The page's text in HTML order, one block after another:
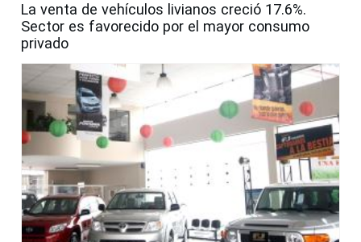
La venta de vehículos livianos creció 17.6%.
Sector es favorecido por el mayor consumo
privado